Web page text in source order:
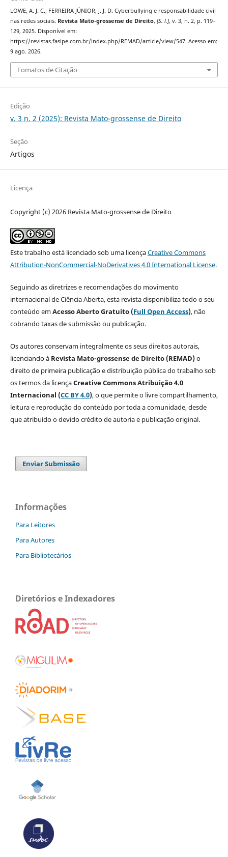
LOWE, A. J. C.; FERREIRA JÚNIOR, J. J. D. Cyberbullying e responsabilidade civil
nas redes sociais. Revista Mato-grossense de Direito, [S. l.], v. 3, n. 2, p. 119–
129, 2025. Disponível em:
https://revistas.fasipe.com.br/index.php/REMAD/article/view/547. Acesso em:
9 ago. 2026.
Fomatos de Citação
Edição
v. 3 n. 2 (2025): Revista Mato-grossense de Direito
Seção
Artigos
Licença
Copyright (c) 2026 Revista Mato-grossense de Direito
Este trabalho está licenciado sob uma licençaCreative Commons
Attribution-NonCommercial-NoDerivatives 4.0 International License.
Seguindo as diretrizes e recomendações do movimento
internacional de Ciência Aberta, esta revista disponibiliza todo o seu
conteúdo emAcesso Aberto Gratuito (Full Open Access), não
cobrando taxas de submissão ou publicação.
Os autores conservam integralmente os seus direitos autorais,
licenciando à Revista Mato-grossense de Direito (REMAD)o
direito de primeira publicação e distribuição pública do trabalho sob
os termos da licençaCreative Commons Atribuição 4.0
Internacional (CC BY 4.0), o que permite o livre compartilhamento,
leitura e reprodução do conteúdo por toda a comunidade, desde
que atribuído o devido crédito de autoria e publicação original.
Enviar Submissão
Informações
Para Leitores
Para Autores
Para Bibliotecários
Diretórios e Indexadores